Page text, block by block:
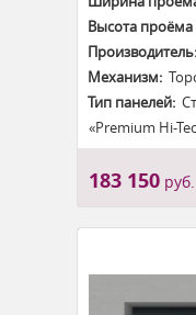
Высота
Производитель:
Механизм:
Тип панелей:
«Premium Hi-
183 150руб.